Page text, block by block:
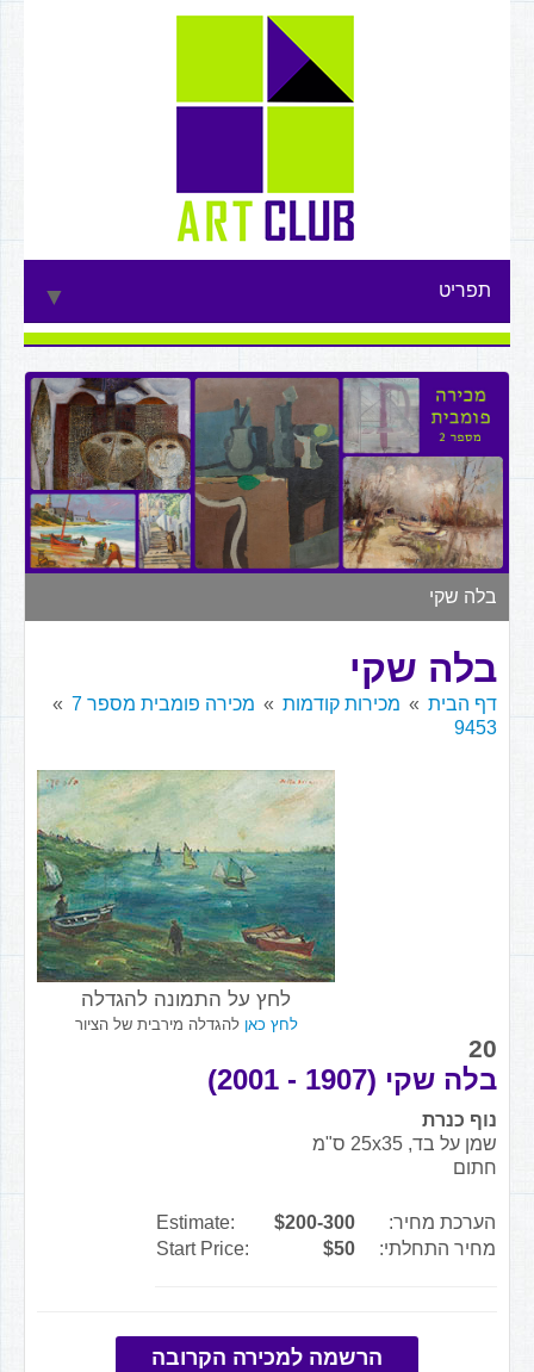
תפריט ▼
▼
▼
▼
▼
בלה שקי
בלה שקי
דף הבית מכירות קודמות
מכירה פומבית מספר 7
9453
לחץ על התמונה להגדלה
לחץ כאן להגדלה מירבית של הציור
20
בלה שקי (1907 - 2001)
נוף כנרת
שמן על בד, 25x35 ס"מ
חתום
הערכת מחיר: $200-300
Estimate:
מחיר התחלתי:
$50
Start Price:
הרשמה למכירה הקרובה